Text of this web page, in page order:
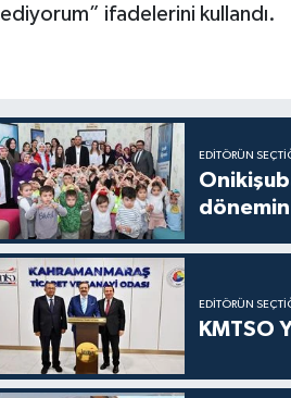
ediyorum” ifadelerini kullandı.
EDITÖRÜN
dönemin
EDITÖRÜN
KMTSO